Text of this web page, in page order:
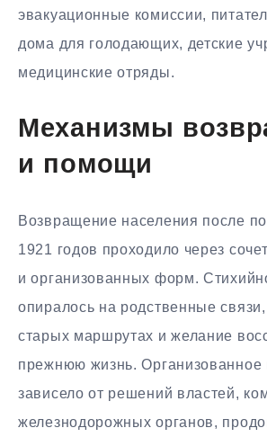
эвакуационные комиссии,
дома для голодающих, детские
медицинские отряды.
Механизмы
и помощи
Возвращение населения после
1921 годов проходило через
и организованных форм.
опиралось на родственные
старых маршрутах и желание
прежнюю жизнь. Организованное
зависело от решений властей,
железнодорожных органов,